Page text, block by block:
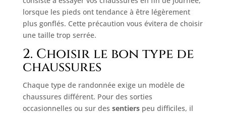
lorsque les pieds ont tendance à être légèrement
plus gonflés. Cette précaution vous évitera de choisir
une taille trop serrée.
2. Choisir le bon type de
chaussures
Chaque type de randonnée exige un modèle de
chaussures différent. Pour des sorties
occasionnelles ou sur des sentiers peu difficiles, il